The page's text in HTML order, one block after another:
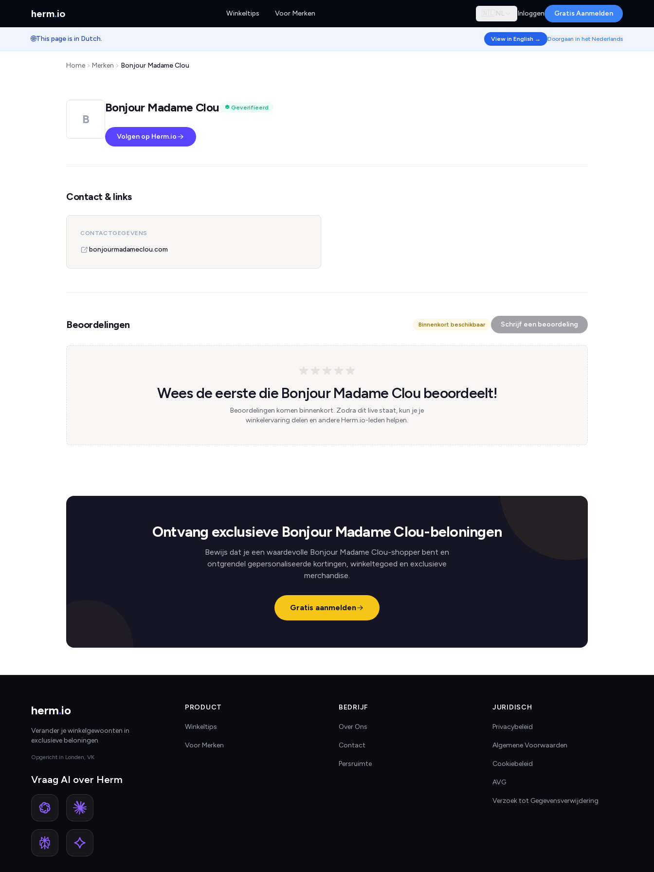
herm.io Winkeltips Voor Merken 🇳🇱 NL Inloggen Gratis Aanmelden
🌐This page is in Dutch. View in English → Doorgaan in het Nederlands
Home Merken Bonjour Madame Clou
B
Bonjour Madame Clou Geverifieerd
Volgen op Herm.io
Contact & links
CONTACTGEGEVENS
bonjourmadameclou.com
Beoordelingen Binnenkort beschikbaar Schrijf een beoordeling
Wees de eerste die Bonjour Madame Clou beoordeelt!
Beoordelingen komen binnenkort. Zodra dit live staat, kun je je
winkelervaring delen en andere Herm.io-leden helpen.
Ontvang exclusieve Bonjour Madame Clou-beloningen
Bewijs dat je een waardevolle Bonjour Madame Clou-shopper bent en
ontgrendel gepersonaliseerde kortingen, winkeltegoed en exclusieve
merchandise.
Gratis aanmelden
herm.io
Verander je winkelgewoonten in
exclusieve beloningen
Opgericht in Londen, VK
Vraag AI over Herm
PRODUCT
Winkeltips
Voor Merken
BEDRIJF
Over Ons
Contact
Persruimte
JURIDISCH
Privacybeleid
Algemene Voorwaarden
Cookiebeleid
AVG
Verzoek tot Gegevensverwijdering